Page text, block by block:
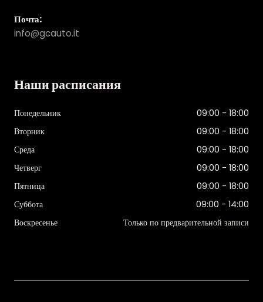
Почта:
info@gcauto.it
Наши расписания
Понедельник
09:00 - 18:00
Вторник
09:00 - 18:00
Среда
09:00 - 18:00
Четверг
09:00 - 18:00
Пятница
09:00 - 18:00
Суббота
09:00 - 14:00
Воскресенье
Только по предварительной записи